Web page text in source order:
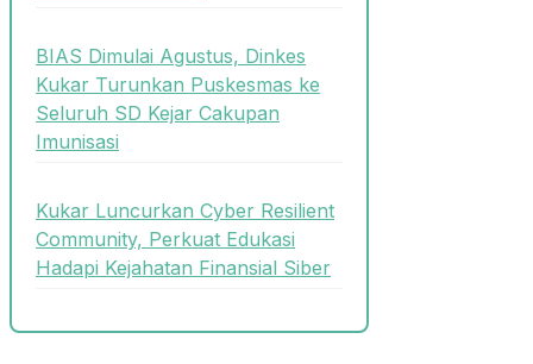
BIAS Dimulai Agustus, Dinkes
Kukar Turunkan Puskesmas ke
Seluruh SD Kejar Cakupan
Imunisasi
Kukar Luncurkan Cyber Resilient
Community, Perkuat Edukasi
Hadapi Kejahatan Finansial Siber